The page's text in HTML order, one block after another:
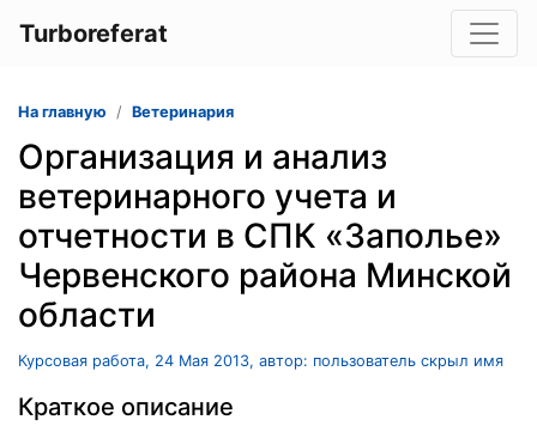
Turboreferat
На главную Ветеринария
Организация и анализ
ветеринарного учета и
отчетности в СПК «Заполье»
Червенского района Минской
области
Курсовая работа, 24 Мая 2013, автор: пользователь скрыл имя
Краткое описание